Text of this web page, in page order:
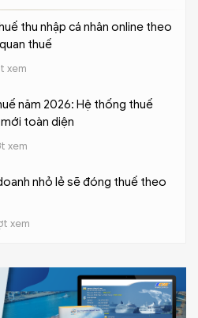
thu nhập cá nhân online theo
thuế
xem
năm 2026: Hệ thống thuế
toàn diện
xem
nhỏ lẻ sẽ đóng thuế theo
xem